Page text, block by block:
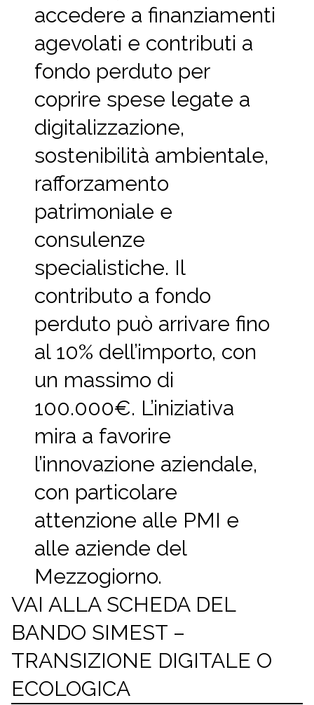
accedere a finanziamenti
agevolati e contributi a
fondo perduto per
coprire spese legate a
digitalizzazione,
sostenibilità ambientale,
rafforzamento
patrimoniale e
consulenze
specialistiche. Il
contributo a fondo
perduto può arrivare fino
al 10% dell’importo, con
un massimo di
100.000€. L’iniziativa
mira a favorire
l’innovazione aziendale,
con particolare
attenzione alle PMI e
alle aziende del
Mezzogiorno.
VAI ALLA SCHEDA DEL
BANDO SIMEST –
TRANSIZIONE DIGITALE O
ECOLOGICA